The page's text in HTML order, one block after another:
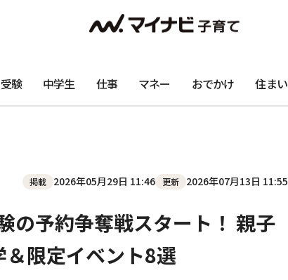
験 中学生 仕事 マネー おでかけ 住まい
掲載 2026年05月29日 11:46 更新 2026年07月13日 11:55
の予約争奪戦スタート！ 親子
限定イベント8選